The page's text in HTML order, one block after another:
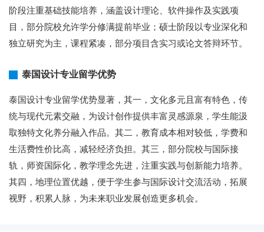
阶段注重基础技能培养，涵盖设计理论、软件操作及实践项
目，部分院校允许学分修满提前毕业；硕士阶段以专业深化和
独立研究为主，课程紧凑，部分项目含实习或论文答辩环节。
泰国设计专业留学优势
泰国设计专业留学优势显著，其一，文化多元且富有特色，传
统与现代元素交融，为设计创作提供丰富灵感源泉，学生能汲
取独特文化养分融入作品。其二，教育成本相对较低，学费和
生活费性价比高，减轻经济负担。其三，部分院校与国际接
轨，师资国际化，教学理念先进，注重实践与创新能力培养。
其四，地理位置优越，便于学生参与国际设计交流活动，拓展
视野，积累人脉，为未来职业发展创造更多机会。